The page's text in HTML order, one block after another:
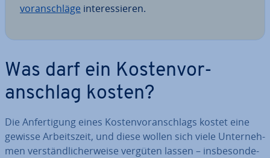
vor­anschlä­ge in­ter­es­sie­ren.
Was darf ein Kos­ten­vor­
anschlag kosten?
Die An­fer­ti­gung eines Kos­ten­vor­anschlags kostet eine
gewisse Ar­beits­zeit, und diese wollen sich viele Un­ter­neh­
men ver­ständ­li­cher­wei­se vergüten lassen – ins­be­son­de­